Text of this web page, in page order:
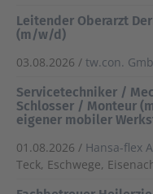
Leitender Oberarzt
(m/w/d)
03.08.2026 / tw.con.
Servicetechniker /
Schlosser / Monteur
eigener mobiler
01.08.2026 / Hansa-flex
Teck, Eschwege,